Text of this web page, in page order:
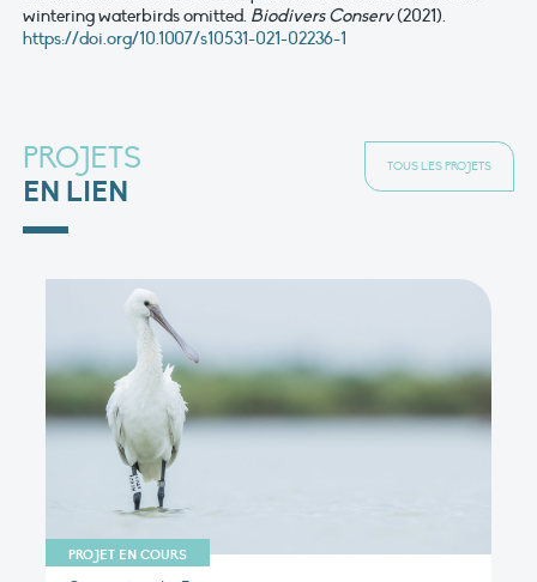
wintering waterbirds omitted. Biodivers Conserv(2021).
https://doi.org/10.1007/s10531-021-02236-1
PROJETS
EN LIEN
TOUS LES PROJETS
PROJET EN COURS